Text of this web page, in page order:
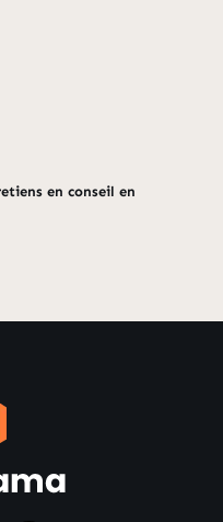
en conseil en